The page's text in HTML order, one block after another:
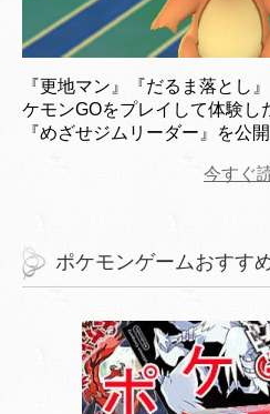
『更地マン』『だるま落と
ケモンGOをプレイして体験し
『めざせジムリーダー』を公開
今すぐ
ポケモンゲームおすす